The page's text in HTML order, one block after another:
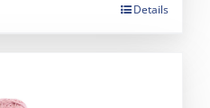
Details